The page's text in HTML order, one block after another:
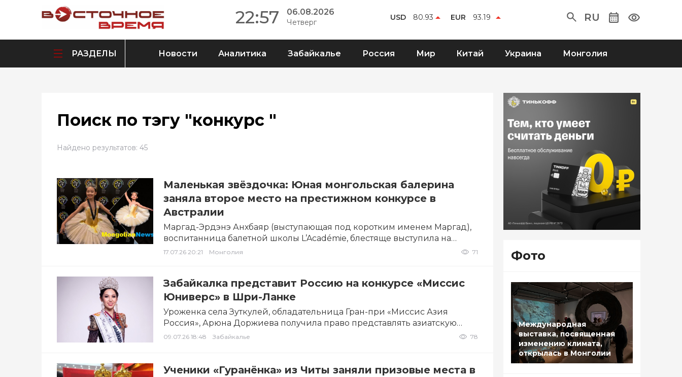
22:57 06.08.2026
Четверг
USD 80.93 EUR 93.19 RU
РАЗДЕЛЫ Новости Аналитика Забайкалье Россия Мир Китай Украина Монголия
Поиск по тэгу "конкурс "
Найдено результатов: 45
Маленькая звёздочка: Юная монгольская балерина
заняла второе место на престижном конкурсе в
Австралии
Маргад-Эрдэнэ Анхбаяр (выступающая под коротким именем Маргад),
воспитанница балетной школы L’Académie, блестяще выступила на
международном фестивале искусств Sydney Eisteddfod…
17.07.26 20:21 Монголия 71
Забайкалка представит Россию на конкурсе «Миссис
Юниверс» в Шри-Ланке
Уроженка села Зуткулей, обладательница Гран-при «Миссис Азия
Россия», Арюна Доржиева получила право представлять азиатскую
часть России на конкурсе в…
09.07.26 18:48 Забайкалье 78
Ученики «Гуранёнка» из Читы заняли призовые места в
Фото
Международная
выставка, посвященная
изменению климата,
открылась в Монголии